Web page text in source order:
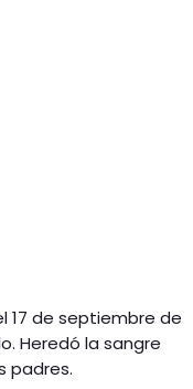
17 de septiembre de
Heredó la sangre
padres.